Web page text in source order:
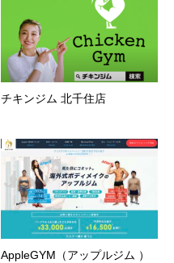
チキンジム 北千住店
AppleGYM（アップルジム ）